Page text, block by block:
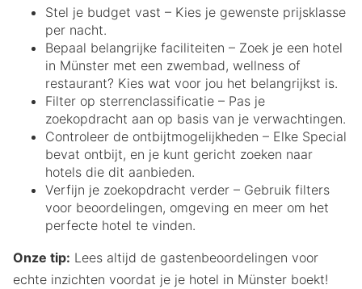
Stel je budget vast – Kies je gewenste prijsklasse
per nacht.
Bepaal belangrijke faciliteiten – Zoek je een hotel
in Münster met een zwembad, wellness of
restaurant? Kies wat voor jou het belangrijkst is.
Filter op sterrenclassificatie – Pas je
zoekopdracht aan op basis van je verwachtingen.
Controleer de ontbijtmogelijkheden – Elke Special
bevat ontbijt, en je kunt gericht zoeken naar
hotels die dit aanbieden.
Verfijn je zoekopdracht verder – Gebruik filters
voor beoordelingen, omgeving en meer om het
perfecte hotel te vinden.
Onze tip: Lees altijd de gastenbeoordelingen voor
echte inzichten voordat je je hotel in Münster boekt!